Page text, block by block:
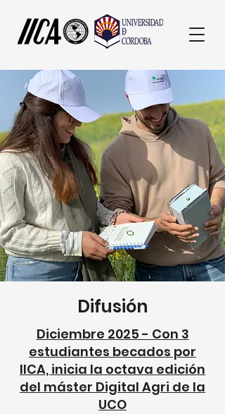
Difusión
Diciembre 2025 - Con 3
estudiantes becados por
IICA, inicia la octava edición
del máster Digital Agri de la
UCO